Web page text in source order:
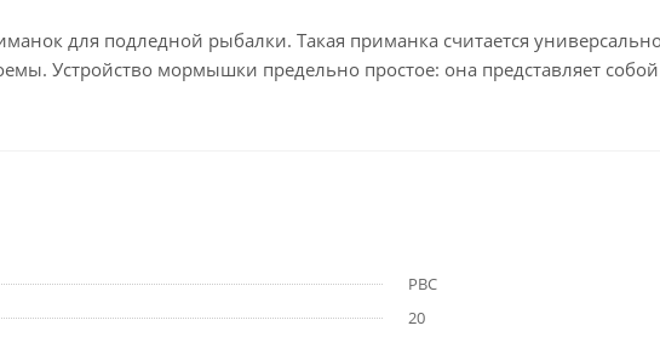
для подледной рыбалки. Такая приманка считается
Устройство мормышки предельно простое: она представляет
РВС
20